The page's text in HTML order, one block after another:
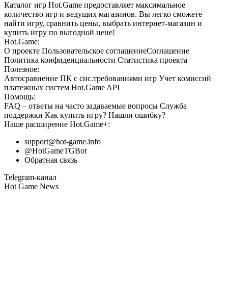
Каталог игр Hot.Game предоставляет максимальное
количество игр и ведущих магазинов. Вы легко сможете
найти игру, сравнить цены, выбрать интернет-магазин и
купить игру по выгодной цене!
Hot.Game:
О проекте Пользовательское соглашениеСоглашение
Политика конфиденциальности Статистика проекта
Полезное:
Автосравнение ПК с сис.требованиями игр Учет комиссий
платежных систем Hot.Game API
Помощь:
FAQ – ответы на часто задаваемые вопросы Служба
поддержки Как купить игру? Нашли ошибку?
Наше расширение Hot.Game+:
support@hot-game.info
@HotGameTGBot
Обратная связь
Telegram-канал
Hot Game News